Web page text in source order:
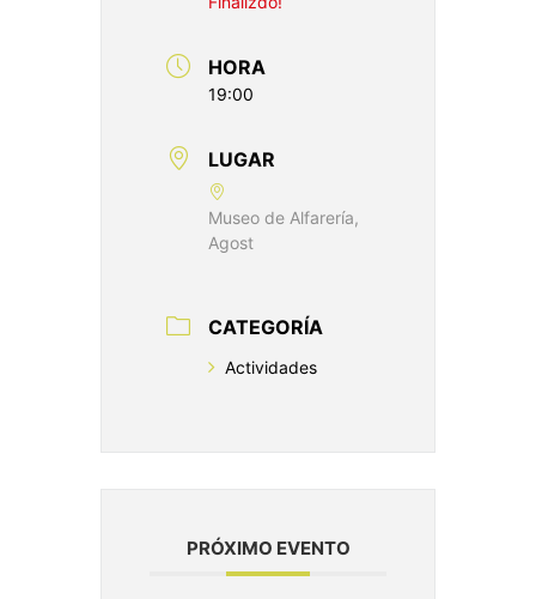
HORA
19:00
LUGAR
Museo de Alfarería,
Agost
CATEGORÍA
Actividades
PRÓXIMO EVENTO